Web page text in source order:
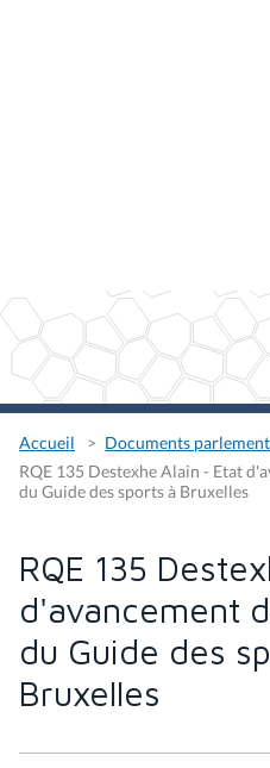
Accueil
Documents
RQE 135 Destexhe Alain - Etat
du Guide des sports à Bruxelles
RQE 135
d'avancement
Bruxelles
Type
Réponse à la question écrite